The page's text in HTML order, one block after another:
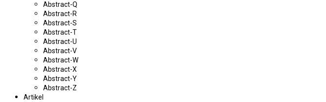
Abstract-Q
Abstract-R
Abstract-S
Abstract-T
Abstract-U
Abstract-V
Abstract-W
Abstract-X
Abstract-Y
Abstract-Z
Artikel